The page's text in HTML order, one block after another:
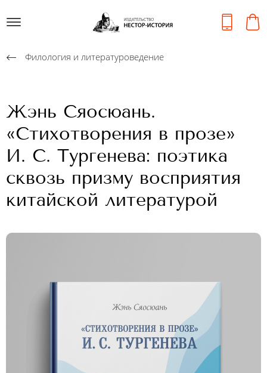
Филология и литературоведение
Жэнь Сяосюань.
«Стихотворения в прозе»
И. С. Тургенева: поэтика
сквозь призму восприятия
китайской литературой